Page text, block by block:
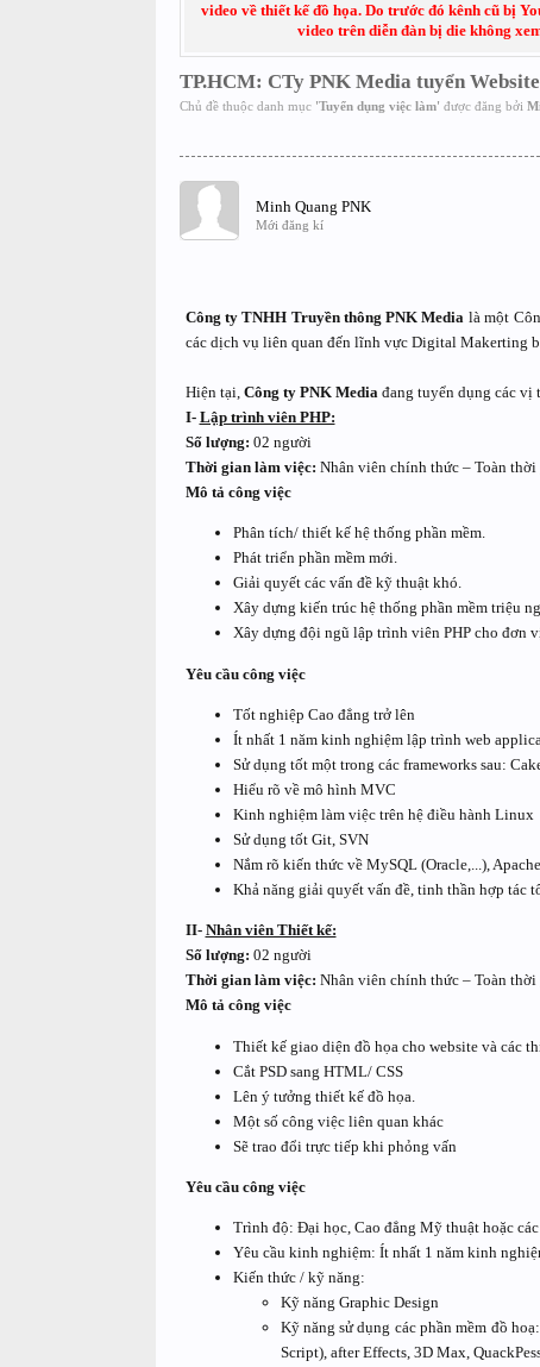
video về thiết kế đồ họa. Do trước đó kênh cũ bị
video trên diễn đàn bị die không
TP.HCM: CTy PNK Media tuyển
Chủ đề thuộc danh mục 'Tuyển dụng việc làm' được đăng bởi
Minh Quang PNK
Mới đăng kí
Công ty TNHH Truyền thông PNK Media là một
các dịch vụ liên quan đến lĩnh vực Digital Makerting
Hiện tại, Công ty PNK Mediađang tuyển dụng các vị
I- Lập trình viên PHP:
Số lượng: 02 người
Thời gian làm việc: Nhân viên chính thức – Toàn
Mô tả công việc
Phân tích/ thiết kế hệ thống phần mềm.
Phát triển phần mềm mới.
Giải quyết các vấn đề kỹ thuật khó.
Xây dựng kiến trúc hệ thống phần mềm triệu
Xây dựng đội ngũ lập trình viên PHP cho đơn
Yêu cầu công việc
Tốt nghiệp Cao đẳng trở lên
Ít nhất 1 năm kinh nghiệm lập trình web
Sử dụng tốt một trong các frameworks sau:
Hiểu rõ về mô hình MVC
Kinh nghiệm làm việc trên hệ điều hành Linux
Sử dụng tốt Git, SVN
Nắm rõ kiến thức về MySQL (Oracle,...), Apache..
Khả năng giải quyết vấn đề, tinh thần hợp tác
II- Nhân viên Thiết kế:
Số lượng: 02 người
Thời gian làm việc: Nhân viên chính thức – Toàn
Mô tả công việc
Thiết kế giao diện đồ họa cho website và các
Cắt PSD sang HTML/ CSS
Lên ý tưởng thiết kế đồ họa.
Một số công việc liên quan khác
Sẽ trao đổi trực tiếp khi phỏng vấn
Yêu cầu công việc
Trình độ: Đại học, Cao đẳng Mỹ thuật hoặc
Yêu cầu kinh nghiệm: Ít nhất 1 năm kinh
Kiến thức / kỹ năng:
Kỹ năng Graphic Design
Kỹ năng sử dụng các phần mềm đồ
Script), after Effects, 3D Max,